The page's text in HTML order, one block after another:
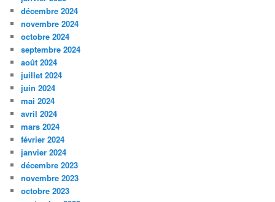
décembre 2024
novembre 2024
octobre 2024
septembre 2024
août 2024
juillet 2024
juin 2024
mai 2024
avril 2024
mars 2024
février 2024
janvier 2024
décembre 2023
novembre 2023
octobre 2023